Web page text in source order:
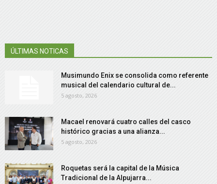
ÚLTIMAS NOTICAS
Musimundo Enix se consolida como referente
musical del calendario cultural de...
5 agosto, 2026
Macael renovará cuatro calles del casco
histórico gracias a una alianza...
5 agosto, 2026
Roquetas será la capital de la Música
Tradicional de la Alpujarra...